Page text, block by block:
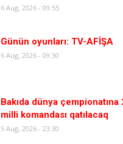
6 Aug, 2026 - 09:55
Günün oyunları: TV-AFİŞA
6 Aug, 2026 - 09:30
Bakıda dünya
milli komandası qatılacaq
5 Aug, 2026 - 23:30